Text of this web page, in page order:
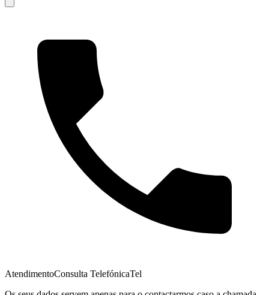
AtendimentoConsulta TelefónicaTel